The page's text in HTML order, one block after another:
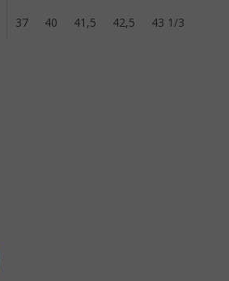
37
40 41,5 42,5 43 1/3